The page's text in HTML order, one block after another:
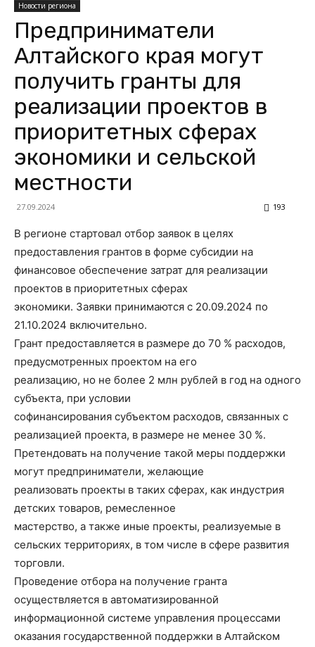
Новости региона
Предприниматели
Алтайского края могут
получить гранты для
реализации проектов в
приоритетных сферах
экономики и сельской
местности
27.09.2024 193
В регионе стартовал отбор заявок в целях
предоставления грантов в форме субсидии на
финансовое обеспечение затрат для реализации
проектов в приоритетных сферах
экономики. Заявки принимаются с 20.09.2024 по
21.10.2024 включительно.
Грант предоставляется в размере до 70 % расходов,
предусмотренных проектом на его
реализацию, но не более 2 млн рублей в год на одного
субъекта, при условии
софинансирования субъектом расходов, связанных с
реализацией проекта, в размере не менее 30 %.
Претендовать на получение такой меры поддержки
могут предприниматели, желающие
реализовать проекты в таких сферах, как индустрия
детских товаров, ремесленное
мастерство, а также иные проекты, реализуемые в
сельских территориях, в том числе в сфере развития
торговли.
Проведение отбора на получение гранта
осуществляется в автоматизированной
информационной системе управления процессами
оказания государственной поддержки в Алтайском